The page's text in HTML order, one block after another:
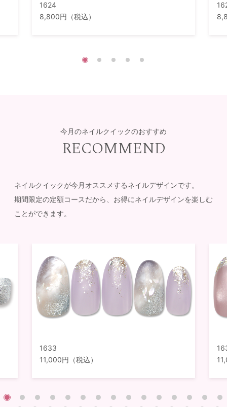
1624
8,800円（税込）
今月のネイルクイックのおすすめ
RECOMMEND
ネイルクイックが今月オススメするネイルデザインです。
期間限定の定額コースだから、お得にネイルデザインを楽しむ
ことができます。
1633
11,000円（税込）